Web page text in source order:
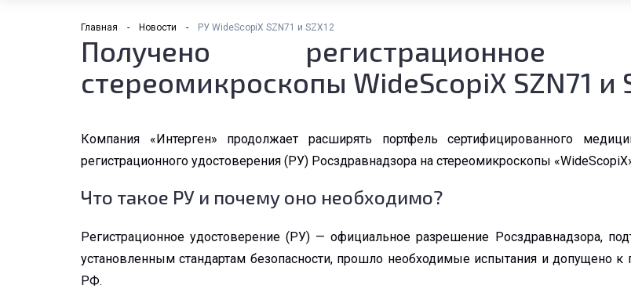
Главная Новости РУ WideScopiX SZN71 и SZX12
Получено регистрационное
стереомикроскопы WideScopiX SZN71 и
Компания «Интерген» продолжает расширять портфель сертифицированного
регистрационного удостоверения (РУ) Росздравнадзора на стереомикроскопы
Что такое РУ и почему оно необходимо?
Регистрационное удостоверение (РУ) — официальное разрешение Росздравнадзора,
установленным стандартам безопасности, прошло необходимые испытания и допущено
РФ.